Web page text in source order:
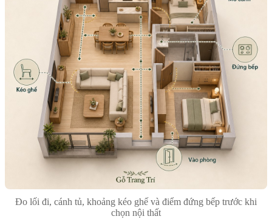
Đo lối đi, cánh tủ, khoảng kéo ghế và điểm đứng bếp trước khi
chọn nội thất